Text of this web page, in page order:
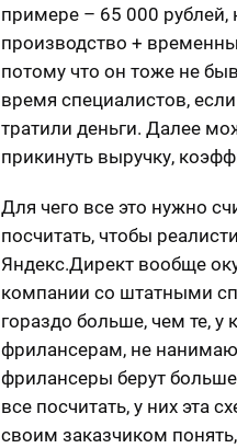
примере – 65 000 рублей,
производство +
потому что он тоже не
время специалистов,
тратили деньги. Далее
прикинуть выручку,
Для чего все это нужно
посчитать, чтобы
Яндекс.Директ вообще
компании со штатными
гораздо больше, чем те, у
фрилансерам, не
фрилансеры берут
все посчитать, у них эта
своим заказчиком